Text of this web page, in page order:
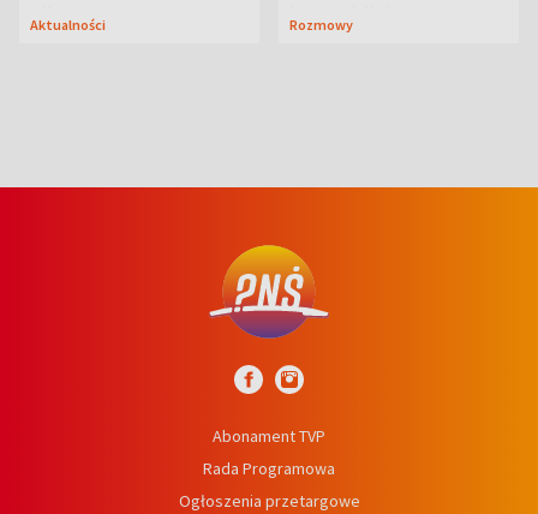
ulice
Aktualności
ją w Lublinie
Rozmowy
Abonament TVP
Rada Programowa
Ogłoszenia przetargowe